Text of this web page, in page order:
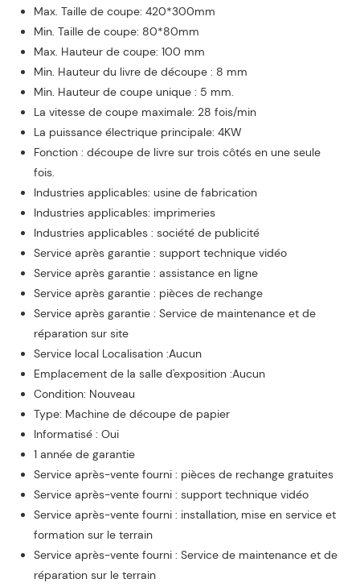
Max. Taille de coupe: 420*300mm
Min. Taille de coupe: 80*80mm
Max. Hauteur de coupe: 100 mm
Min. Hauteur du livre de découpe : 8 mm
Min. Hauteur de coupe unique : 5 mm.
La vitesse de coupe maximale: 28 fois/min
La puissance électrique principale: 4KW
Fonction : découpe de livre sur trois côtés en une seule
fois.
Industries applicables: usine de fabrication
Industries applicables: imprimeries
Industries applicables : société de publicité
Service après garantie : support technique vidéo
Service après garantie : assistance en ligne
Service après garantie : pièces de rechange
Service après garantie : Service de maintenance et de
réparation sur site
Service local Localisation :Aucun
Emplacement de la salle d'exposition :Aucun
Condition: Nouveau
Type: Machine de découpe de papier
Informatisé : Oui
1 année de garantie
Service après-vente fourni : pièces de rechange gratuites
Service après-vente fourni : support technique vidéo
Service après-vente fourni : installation, mise en service et
formation sur le terrain
Service après-vente fourni : Service de maintenance et de
réparation sur le terrain